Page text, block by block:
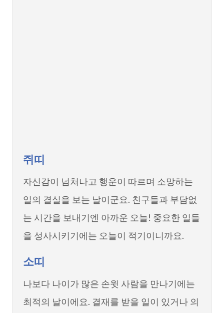
쥐띠
자신감이 넘쳐나고 행운이 따르며 소망하는
일의 결실을 보는 날이군요. 친구들과 부담없
는 시간을 보내기엔 아까운 오늘! 중요한 일들
을 성사시키기에는 오늘이 적기이니까요.
소띠
나보다 나이가 많은 손윗 사람을 만나기에는
최적의 날이에요. 결재를 받을 일이 있거나 의